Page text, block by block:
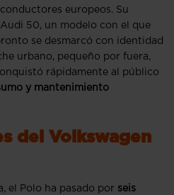
europeos. Su
50, un modelo con el que
se desmarcó con identidad
urbano, pequeño por fuera,
rápidamente al público
y mantenimiento
del Volkswagen
el Polo ha pasado por seis